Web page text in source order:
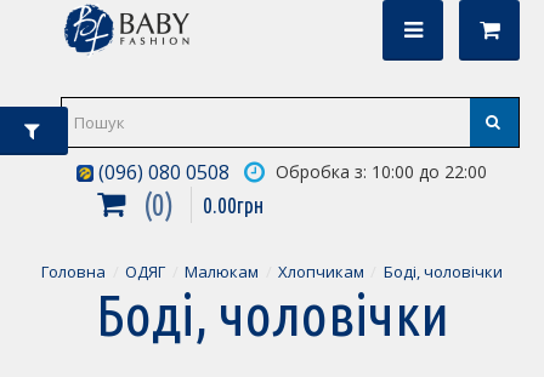
(096) 080 0508 Обробка з: 10:00 до 22:00
0 0.00грн
Головна ОДЯГ Малюкам Хлопчикам Боді, чоловічки
Боді, чоловічки